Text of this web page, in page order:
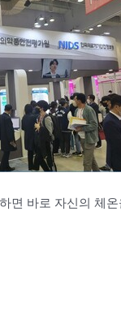
면 바로 자신의 체